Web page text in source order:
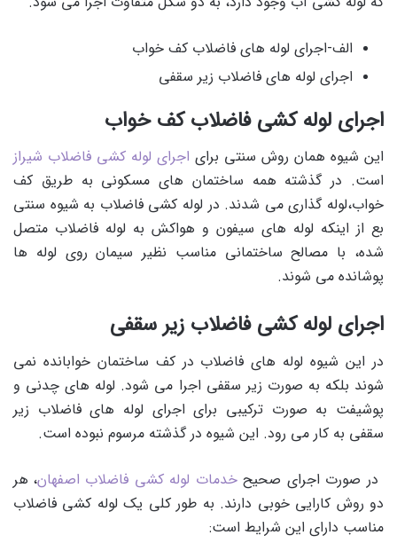
الف-اجرای لوله های فاضلاب کف خواب
اجرای لوله های فاضلاب زیر سقفی
اجرای لوله کشی فاضلاب کف خواب
این شیوه همان روش سنتی برای اجرای لوله کشی فاضلاب شیراز
است. در گذشته همه ساختمان های مسکونی به طریق کف
خواب،لوله گذاری می شدند. در لوله کشی فاضلاب به شیوه سنتی
بع از اینکه لوله های سیفون و هواکش به لوله فاضلاب متصل
شده، با مصالح ساختمانی مناسب نظیر سیمان روی لوله ها
پوشانده می شوند.
اجرای لوله کشی فاضلاب زیر سقفی
در این شیوه لوله های فاضلاب در کف ساختمان خوابانده نمی
شوند بلکه به صورت زیر سقفی اجرا می شود. لوله های چدنی و
پوشیفت به صورت ترکیبی برای اجرای لوله های فاضلاب زیر
سقفی به کار می رود. این شیوه در گذشته مرسوم نبوده است.
در صورت اجرای صحیحخدمات لوله کشی فاضلاب اصفهان، هر
دو روش کارایی خوبی دارند. به طور کلی یک لوله کشی فاضلاب
مناسب دارای این شرایط است: